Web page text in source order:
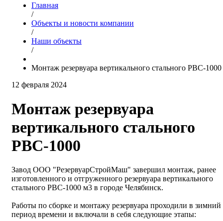
Главная
/
Объекты и новости компании
/
Наши объекты
/
Монтаж резервуара вертикального стального РВС-1000
12 февраля 2024
Монтаж резервуара
вертикального стального
РВС-1000
Завод ООО "РезервуарСтройМаш" завершил монтаж, ранее
изготовленного и отгруженного резервуара вертикального
стального РВС-1000 м3 в городе Челябинск.
Работы по сборке и монтажу резервуара проходили в зимний
период времени и включали в себя следующие этапы: